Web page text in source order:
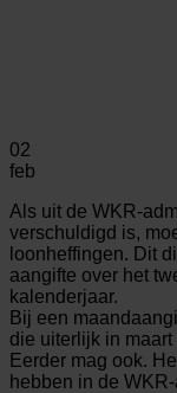
02
feb
Als uit de WKR-
verschuldigd is,
loonheffingen. Dit
aangifte over het
kalenderjaar.
Bij een
die uiterlijk in
Eerder mag ook.
hebben in de